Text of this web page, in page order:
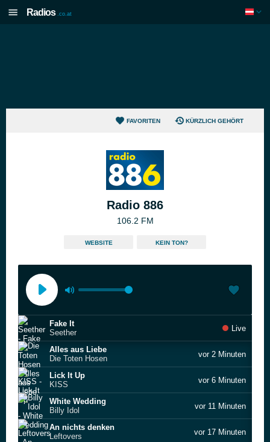
Radios .co.at
FAVORITEN KÜRZLICH GEHÖRT
Radio 886
106.2 FM
WEBSITE KEIN TON?
Fake It
Seether
Live
Alles aus Liebe
Die Toten Hosen
vor 2 Minuten
Lick It Up
KISS
vor 6 Minuten
White Wedding
Billy Idol
vor 11 Minuten
An nichts denken
Leftovers
vor 17 Minuten